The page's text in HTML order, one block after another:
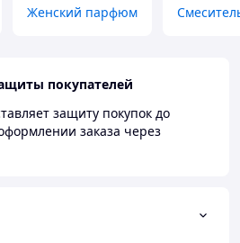
Женский парфюм
покупателей
защиту покупок до
заказа через